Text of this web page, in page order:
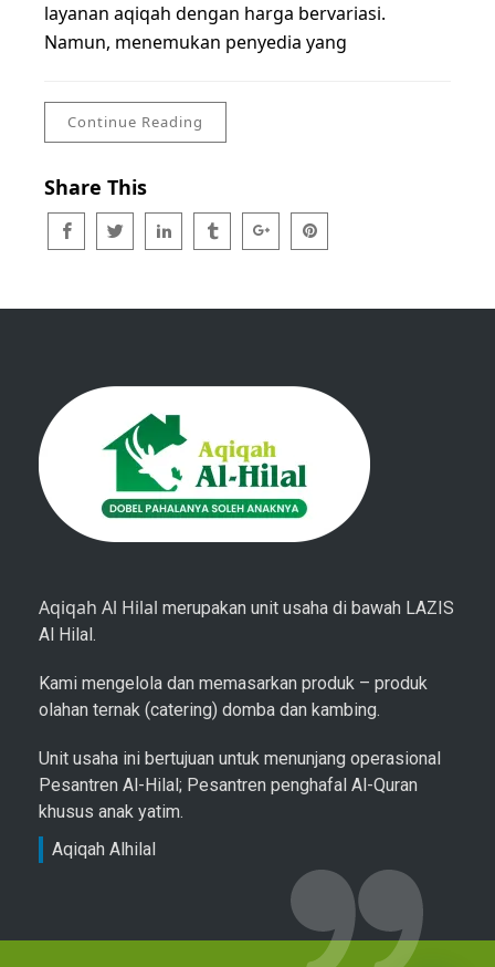
layanan aqiqah dengan harga bervariasi.
Namun, menemukan penyedia yang
Continue Reading
Share This
Aqiqah Al Hilal merupakan unit usaha di bawah LAZIS
Al Hilal.
Kami mengelola dan memasarkan produk – produk
olahan ternak (catering) domba dan kambing.
Unit usaha ini bertujuan untuk menunjang operasional
Pesantren Al-Hilal; Pesantren penghafal Al-Quran
khusus anak yatim.
Aqiqah Alhilal